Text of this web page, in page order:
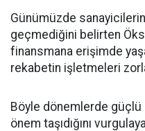
Günümüzde
geçmediğini belirten
finansmana erişimde
rekabetin işletmeleri
Böyle dönemlerde güçlü
önem taşıdığını